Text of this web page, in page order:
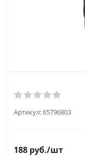
Артикул:65796803
188 руб./шт